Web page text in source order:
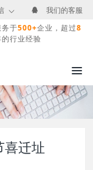
我们的客服
务于500+企业，超过8
的行业经验
喜迁址